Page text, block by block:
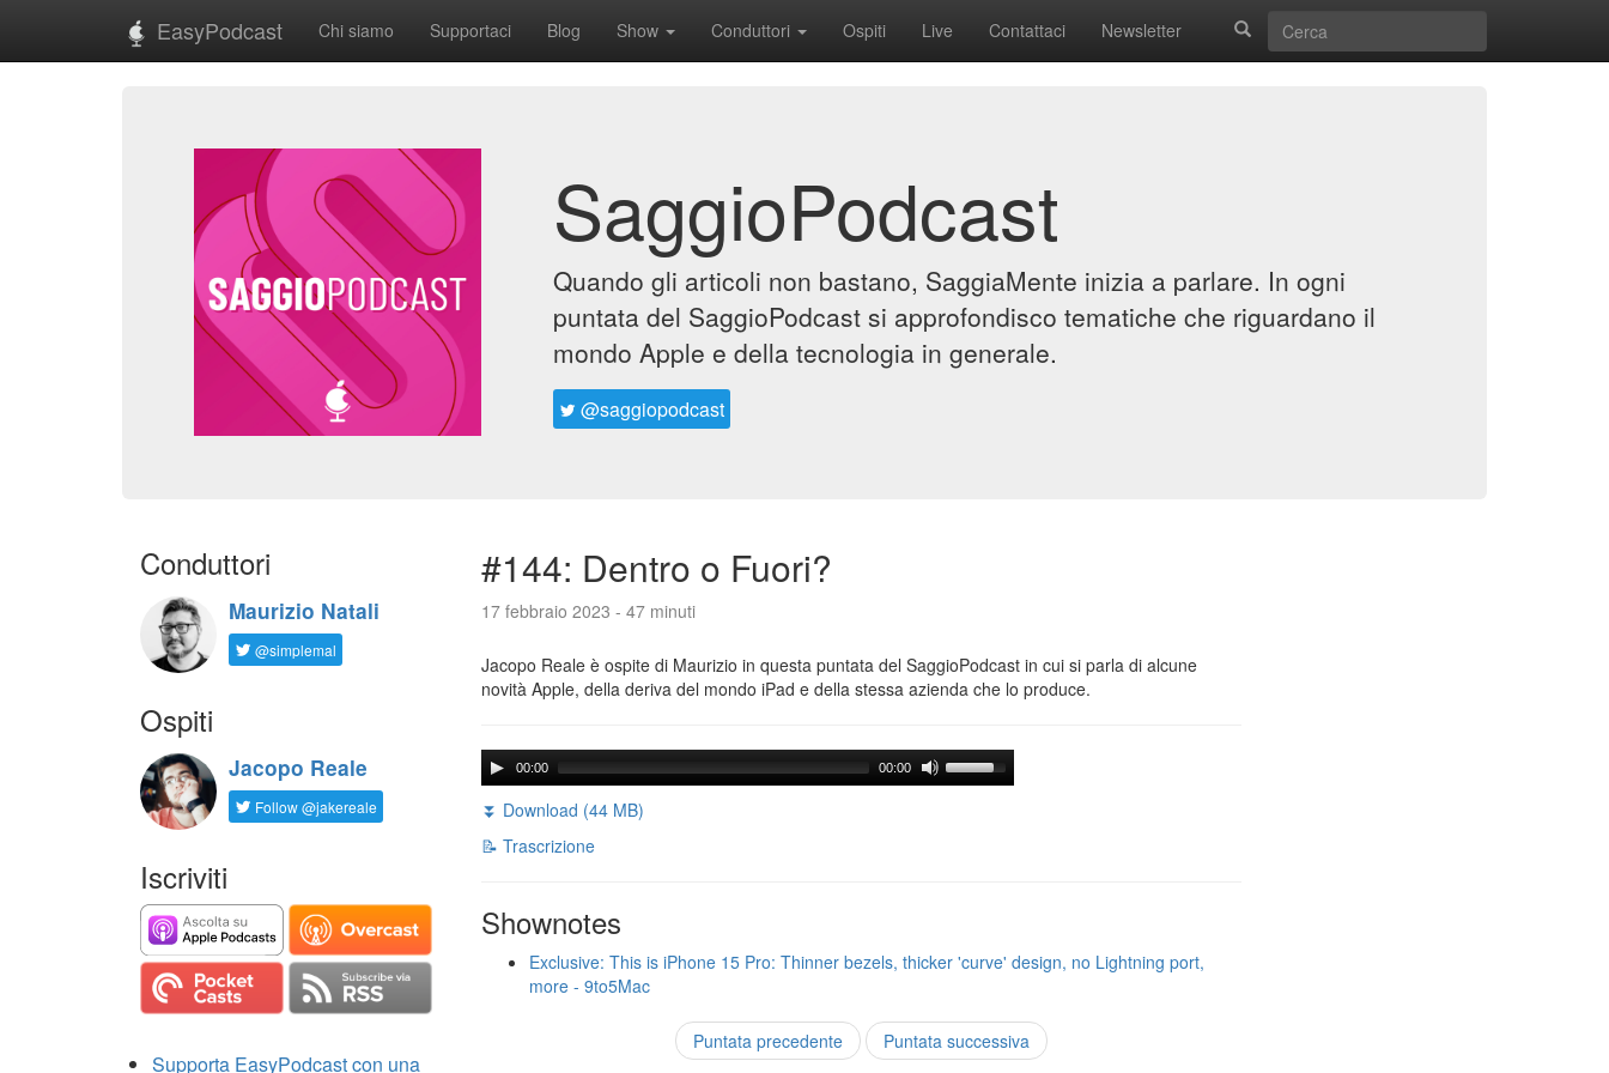
EasyPodcast Chi siamo Supportaci Blog Show Conduttori Ospiti Live Contattaci Newsletter
SaggioPodcast
Quando gli articoli non bastano, SaggiaMente inizia a parlare. In ogni
puntata del SaggioPodcast si approfondisco tematiche che riguardano il
mondo Apple e della tecnologia in generale.
@saggiopodcast
Conduttori
Maurizio Natali
@simplemal
Ospiti
Jacopo Reale
Follow @jakereale
Iscriviti
Supporta EasyPodcast con una
#144: Dentro o Fuori?
17 febbraio 2023 - 47 minuti
Jacopo Reale è ospite di Maurizio in questa puntata del SaggioPodcast in cui si parla di alcune
novità Apple, della deriva del mondo iPad e della stessa azienda che lo produce.
00:00 00:00
⏬ Download (44 MB)
📝 Trascrizione
Shownotes
Exclusive: This is iPhone 15 Pro: Thinner bezels, thicker 'curve' design, no Lightning port,
more - 9to5Mac
Puntata precedente Puntata successiva